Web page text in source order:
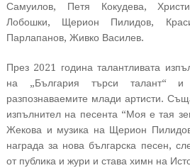
Самуилов, Петя Кокудева,
Лобошки, Щерион Пилидов,
Парлапанов, Живко Василев.
През 2021 година талантливата
на „България търси талант“
разпознаваемите млади артисти.
изпълнител на песента “Моя е тая
Жекова и музика на Щерион
награда за нова българска песен,
от публика и жури и става химн на